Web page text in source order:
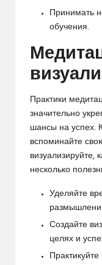
Принимать
обучения.
Практики
значительно
шансы на успех.
вспоминайте
визуализируйте,
несколько
Уделяйте
Создайте
целях и